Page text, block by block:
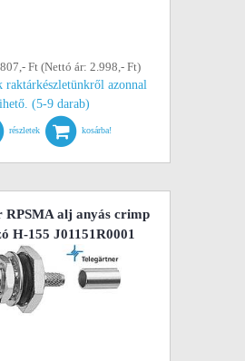
Ft (Nettó ár: 2.998,- Ft)
raktárkészletünkről azonnal
(5-9 darab)
részletek kosárba!
RPSMA alj anyás crimp
H-155 J01151R0001